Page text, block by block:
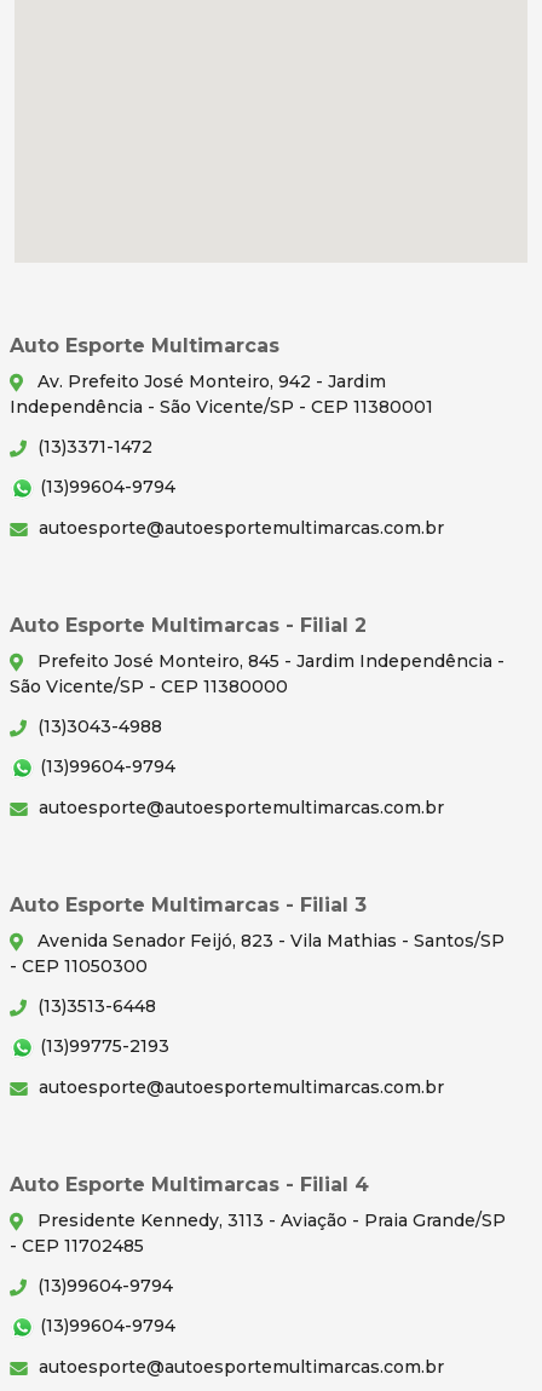
Auto Esporte Multimarcas
Av. Prefeito José Monteiro, 942 - Jardim
Independência - São Vicente/SP - CEP 11380001
(13)3371-1472
(13)99604-9794
autoesporte@autoesportemultimarcas.com.br
Auto Esporte Multimarcas - Filial 2
Prefeito José Monteiro, 845 - Jardim Independência -
São Vicente/SP - CEP 11380000
(13)3043-4988
(13)99604-9794
autoesporte@autoesportemultimarcas.com.br
Auto Esporte Multimarcas - Filial 3
Avenida Senador Feijó, 823 - Vila Mathias - Santos/SP
- CEP 11050300
(13)3513-6448
(13)99775-2193
autoesporte@autoesportemultimarcas.com.br
Auto Esporte Multimarcas - Filial 4
Presidente Kennedy, 3113 - Aviação - Praia Grande/SP
- CEP 11702485
(13)99604-9794
(13)99604-9794
autoesporte@autoesportemultimarcas.com.br